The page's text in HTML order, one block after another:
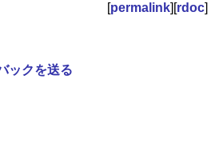
[permalink][rdoc]
ックを送る